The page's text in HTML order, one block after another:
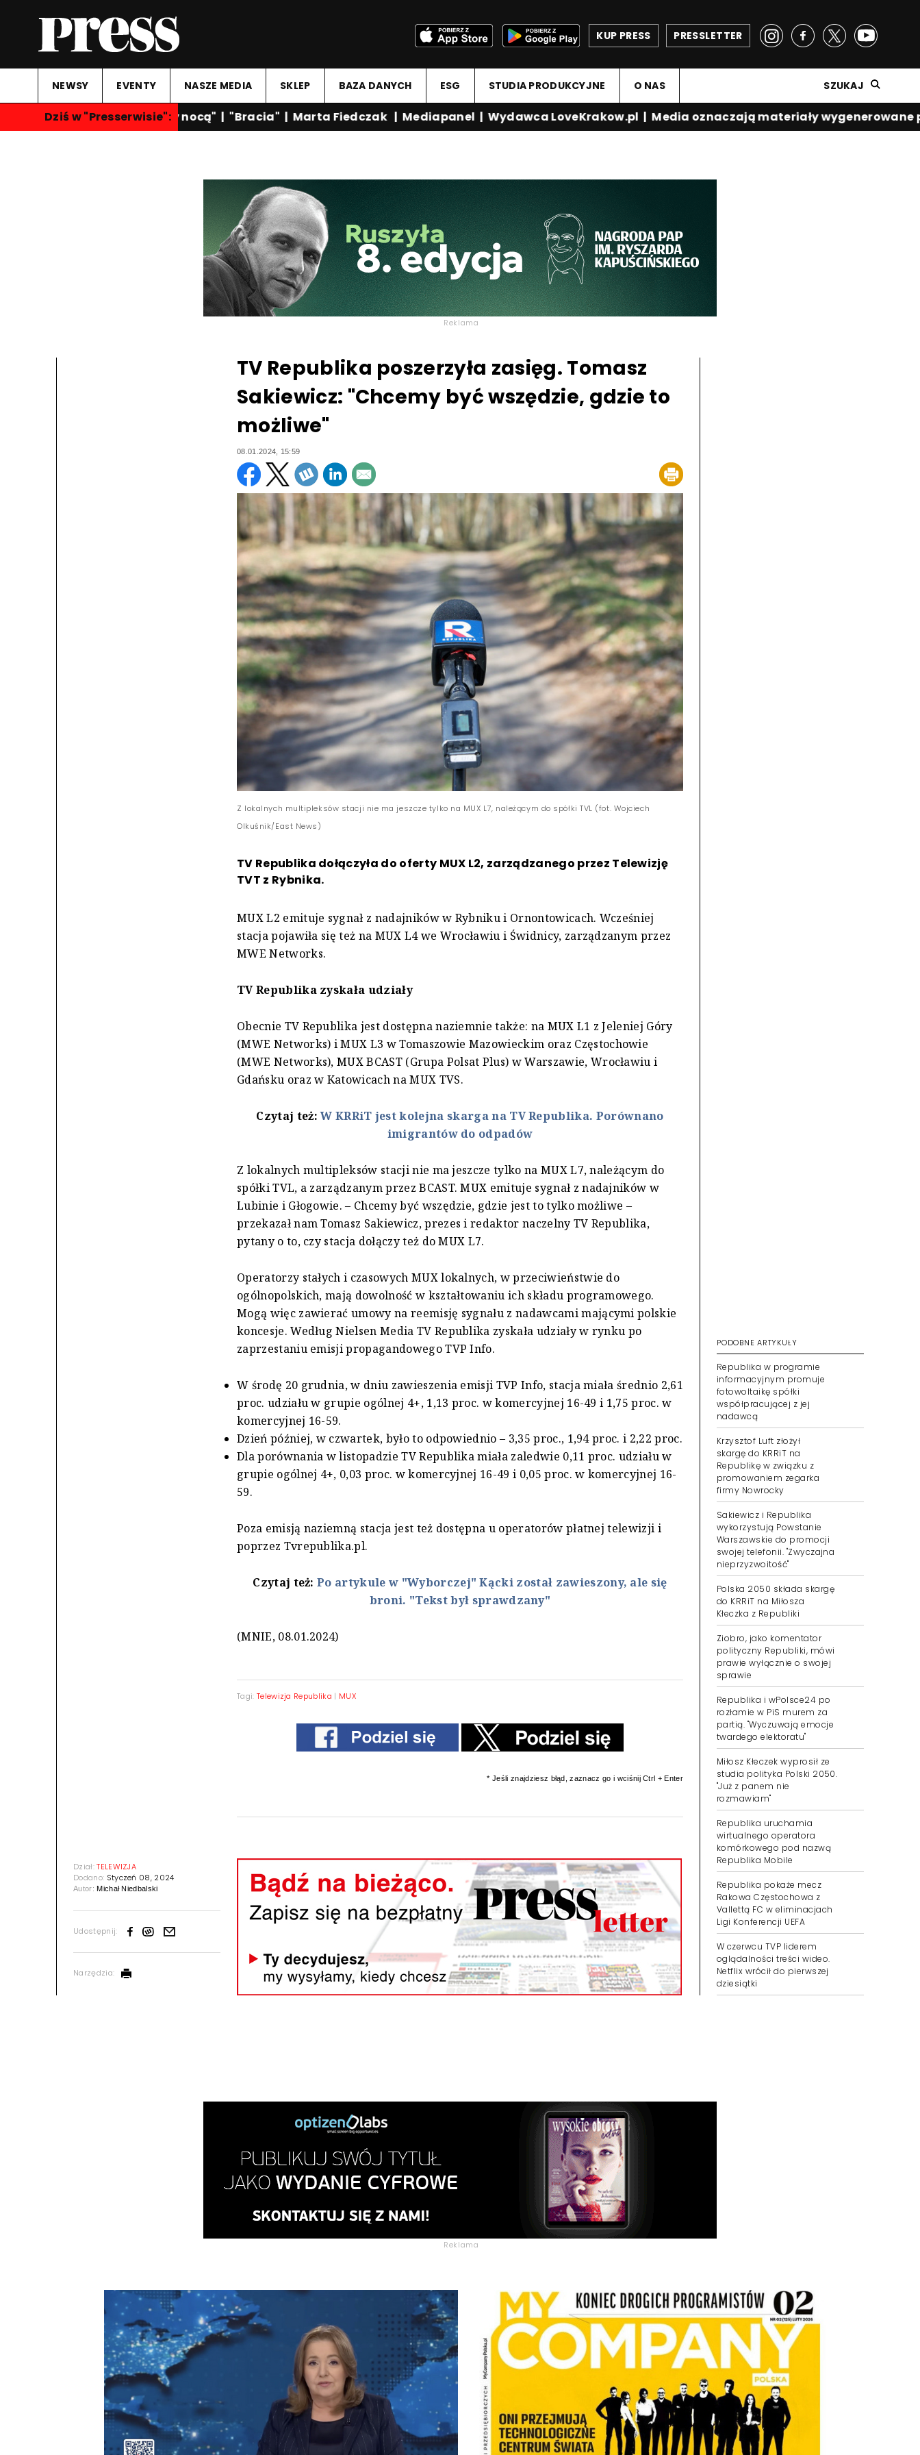
PRESSLETTER
KUP PRESS
NEWSY EVENTY NASZE MEDIA SKLEP BAZA DANYCH ESG STUDIA PRODUKCYJNE O NAS SZUKAJ
Dziś w "Presserwisie":
"Rozmowy nocą"|"Bracia"|Marta Fiedczak|Mediapanel|Wydawca LoveKrakow.pl|Media oznaczają materiały wygenerowane
Reklama
Dział:TELEWIZJA
Dodano: Styczeń 08, 2024
Autor:Michał Niedbalski
Udostępnij:
Narzędzia:
TV Republika poszerzyła zasięg. Tomasz
Sakiewicz: "Chcemy być wszędzie, gdzie to
możliwe"
08.01.2024, 15:59
Z lokalnych multipleksów stacji nie ma jeszcze tylko na MUX L7, należącym do spółki TVL (fot. Wojciech
Olkuśnik/East News)
TV Republika dołączyła do oferty MUX L2, zarządzanego przez Telewizję
TVT z Rybnika.
MUX L2 emituje sygnał z nadajników w Rybniku i Ornontowicach. Wcześniej
stacja pojawiła się też na MUX L4 we Wrocławiu i Świdnicy, zarządzanym przez
MWE Networks.
TV Republika zyskała udziały
Obecnie TV Republika jest dostępna naziemnie także: na MUX L1 z Jeleniej Góry
(MWE Networks) i MUX L3 w Tomaszowie Mazowieckim oraz Częstochowie
(MWE Networks), MUX BCAST (Grupa Polsat Plus) w Warszawie, Wrocławiu i
Gdańsku oraz w Katowicach na MUX TVS.
Czytaj też:W KRRiT jest kolejna skarga na TV Republika. Porównano
imigrantów do odpadów
Z lokalnych multipleksów stacji nie ma jeszcze tylko na MUX L7, należącym do
spółki TVL, a zarządzanym przez BCAST. MUX emituje sygnał z nadajników w
Lubinie i Głogowie. – Chcemy być wszędzie, gdzie jest to tylko możliwe –
przekazał nam Tomasz Sakiewicz, prezes i redaktor naczelny TV Republika,
pytany o to, czy stacja dołączy też do MUX L7.
Operatorzy stałych i czasowych MUX lokalnych, w przeciwieństwie do
ogólnopolskich, mają dowolność w kształtowaniu ich składu programowego.
Mogą więc zawierać umowy na reemisję sygnału z nadawcami mającymi polskie
koncesje. Według Nielsen Media TV Republika zyskała udziały w rynku po
zaprzestaniu emisji propagandowego TVP Info.
W środę 20 grudnia, w dniu zawieszenia emisji TVP Info, stacja miała średnio 2,61
proc. udziału w grupie ogólnej 4+, 1,13 proc. w komercyjnej 16-49 i 1,75 proc. w
komercyjnej 16-59.
Dzień później, w czwartek, było to odpowiednio – 3,35 proc., 1,94 proc. i 2,22 proc.
Dla porównania w listopadzie TV Republika miała zaledwie 0,11 proc. udziału w
grupie ogólnej 4+, 0,03 proc. w komercyjnej 16-49 i 0,05 proc. w komercyjnej 16-
59.
Poza emisją naziemną stacja jest też dostępna u operatorów płatnej telewizji i
poprzez Tvrepublika.pl.
Czytaj też:Po artykule w "Wyborczej" Kącki został zawieszony, ale się
broni. "Tekst był sprawdzany"
(MNIE, 08.01.2024)
Tagi: Telewizja Republika | MUX
* Jeśli znajdziesz błąd, zaznacz go i wciśnij Ctrl + Enter
PODOBNE ARTYKUŁY
Republika w programie
informacyjnym promuje
fotowoltaikę spółki
współpracującej z jej
nadawcą
Krzysztof Luft złożył
skargę do KRRiT na
Republikę w związku z
promowaniem zegarka
firmy Nowrocky
Sakiewicz i Republika
wykorzystują Powstanie
Warszawskie do promocji
swojej telefonii. "Zwyczajna
nieprzyzwoitość"
Polska 2050 składa skargę
do KRRiT na Miłosza
Kłeczka z Republiki
Ziobro, jako komentator
polityczny Republiki, mówi
prawie wyłącznie o swojej
sprawie
Republika i wPolsce24 po
rozłamie w PiS murem za
partią. "Wyczuwają emocje
twardego elektoratu"
Miłosz Kłeczek wyprosił ze
studia polityka Polski 2050.
"Już z panem nie
rozmawiam"
Republika uruchamia
wirtualnego operatora
komórkowego pod nazwą
Republika Mobile
Republika pokaże mecz
Rakowa Częstochowa z
Vallettą FC w eliminacjach
Ligi Konferencji UEFA
W czerwcu TVP liderem
oglądalności treści wideo.
Netflix wrócił do pierwszej
dziesiątki
Reklama